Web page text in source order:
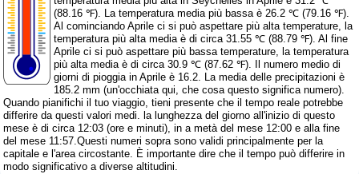
(88.16 ℉). La temperatura media più bassa è 26.2 ℃ (79.16 ℉).
Al cominciando Aprile ci si può aspettare più alta temperature, la
temperatura più alta media è di circa 31.55 ℃ (88.79 ℉). Al fine
Aprile ci si può aspettare più bassa temperature, la temperatura
più alta media è di circa 30.9 ℃ (87.62 ℉). Il numero medio di
giorni di pioggia in Aprile è 16.2. La media delle precipitazioni è
185.2 mm (un'occhiata qui, che cosa questo significa numero).
Quando pianifichi il tuo viaggio, tieni presente che il tempo reale potrebbe
differire da questi valori medi. la lunghezza del giorno all'inizio di questo
mese è di circa 12:03 (ore e minuti), in a metà del mese 12:00 e alla fine
del mese 11:57.Questi numeri sopra sono validi principalmente per la
capitale e l'area circostante. È importante dire che il tempo può differire in
modo significativo a diverse altitudini.